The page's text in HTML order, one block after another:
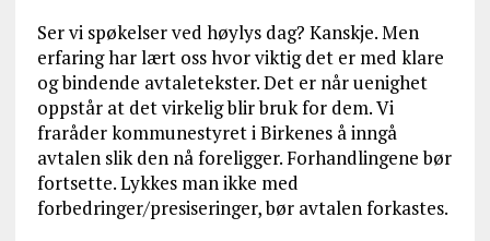
Ser vi spøkelser ved høylys dag? Kanskje. Men
erfaring har lært oss hvor viktig det er med klare
og bindende avtaletekster. Det er når uenighet
oppstår at det virkelig blir bruk for dem. Vi
fraråder kommunestyret i Birkenes å inngå
avtalen slik den nå foreligger. Forhandlingene bør
fortsette. Lykkes man ikke med
forbedringer/presiseringer, bør avtalen forkastes.